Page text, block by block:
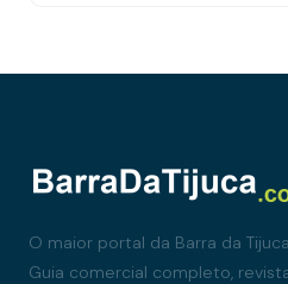
O maior portal da Barra da
Guia comercial completo,